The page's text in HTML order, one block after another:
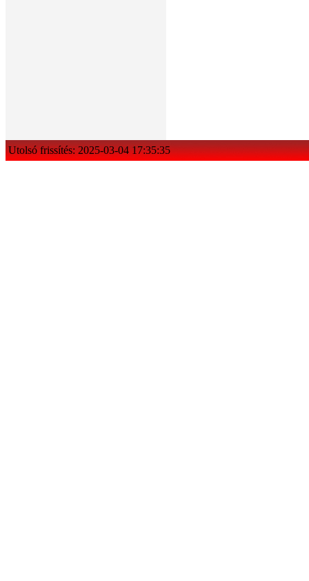
Utolsó frissítés: 2025-03-04 17:35:35